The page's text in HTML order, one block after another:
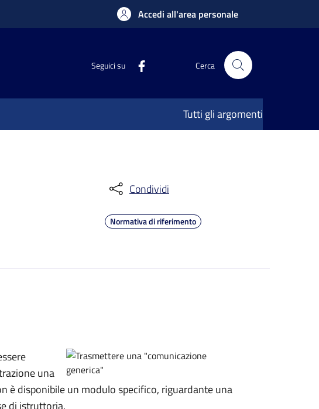
Accedi all'area personale
Seguici su Cerca
Tutti gli argomenti
Condividi
Normativa di riferimento
una
è disponibile un modulo specifico, riguardante una
di istruttoria.